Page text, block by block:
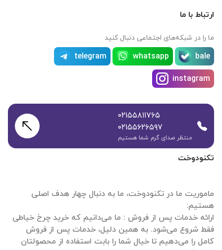
تکنودوخت
ماموریت ما در تکنودوخت، ما به دنبال چهار هدف اصلی
ارائه خدمات پس از فروش : ما می‌دانیم که خرید چرخ خیاطی
فقط شروع می‌شود. به همین دلیل، خدمات پس از فروش
کامل را می‌دهیم تا خیال شما را بابت استفاده از محصولتان
ارتباط با ما
ما را در شبکه‌های اجتماعی دنبال کنید
bale
whatsapp
telegram
instagram
۰۲۱۵۵۸۱۱۷۶۵
۰۲۱۵۵۶۲۶۵۹۷
منتظر صدای گرم شما هستیم